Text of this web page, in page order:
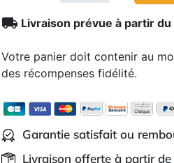
local_shipping Livraison prévue à partir
Votre panier doit contenir au
des récompenses fidélité.
Garantie satisfait ou
Livraison offerte à partir